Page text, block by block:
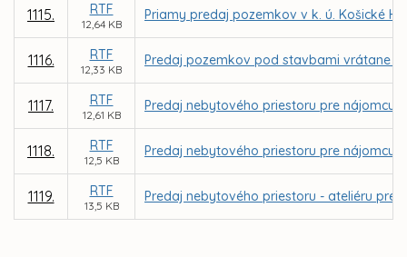
1115. RTF
12,64 KB
Priamy predaj pozemkov v k. ú. Košické
1116. RTF
12,33 KB
Predaj pozemkov pod stavbami vrátane
1117. RTF
12,61 KB
Predaj nebytového priestoru pre nájomcu
1118. RTF
12,5 KB
Predaj nebytového priestoru pre nájomcu
1119. RTF
13,5 KB
Predaj nebytového priestoru - ateliéru pre